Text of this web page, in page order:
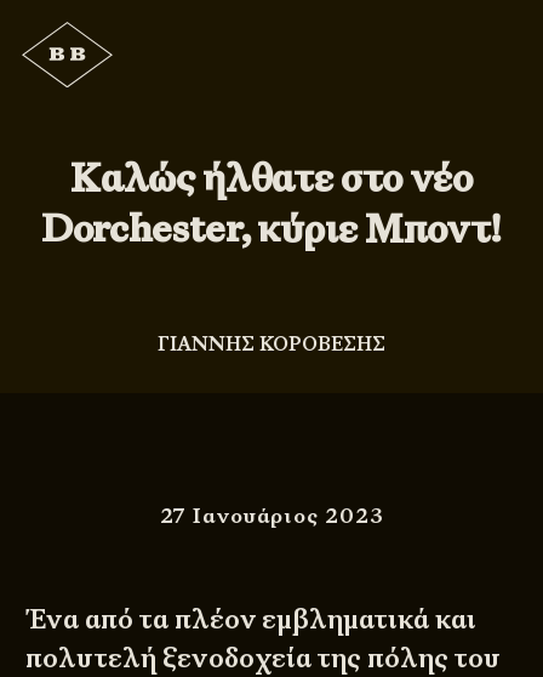
Καλώς ήλθατε στο νέο
Dorchester, κύριε Μποντ!
ΓΙΑΝΝΗΣ ΚΟΡΟΒΕΣΗΣ
27 Ιανουάριος 2023
Ένα από τα πλέον εμβληματικά και
πολυτελή ξενοδοχεία της πόλης του